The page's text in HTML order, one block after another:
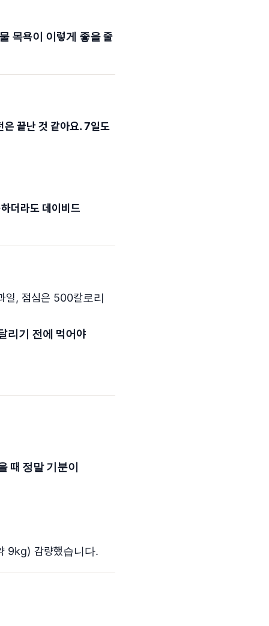
목욕이 이렇게 좋을 줄
은 끝난 것 같아요. 7일도
더라도 데이비드
일, 점심은 500칼로리
리기 전에 먹어야
때 정말 기분이
9kg) 감량했습니다.